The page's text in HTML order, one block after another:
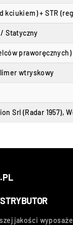
kciukiem) + STR
Statyczny
praworęcznych)
wtryskowy
Srl (Radar 1957),
jakości